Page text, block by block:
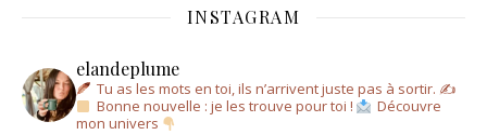
INSTAGRAM
elandeplume
Tu as les mots en toi, ils n’arrivent juste pas à sortir. ✍
Bonne nouvelle : je les trouve pour toi !
Découvre
mon univers